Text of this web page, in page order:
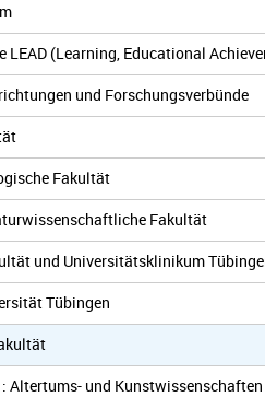
LEAD (Learning, Educational
und Forschungsverbünde
Fakultät
Fakultät
und Universitätsklinikum
Tübingen
Altertums- und Kunstwissenschaften